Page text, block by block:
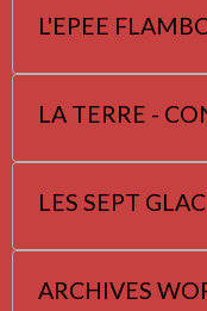
L'EPEE
LA TERRE -
LES SEPT
ARCHIVES